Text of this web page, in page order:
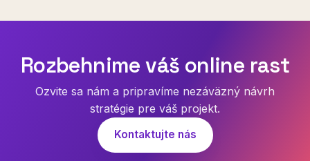
Rozbehnime váš online rast
Ozvite sa nám a pripravíme nezáväzný návrh
stratégie pre váš projekt.
Kontaktujte nás